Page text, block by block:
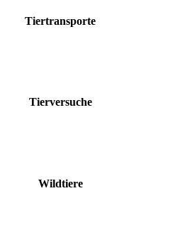
Tiertransporte
Tierversuche
Wildtiere